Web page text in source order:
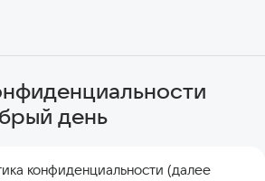
день
конфиденциальности (далее